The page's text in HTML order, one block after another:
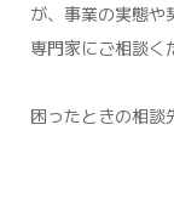
が、事業の実態や
専門家にご相談く
困ったときの相談